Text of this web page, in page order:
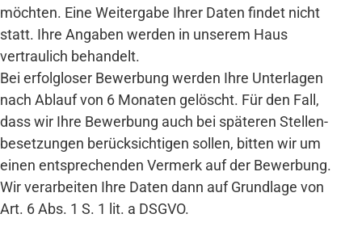
möchten. Eine Weiter­gabe Ihrer Daten findet nicht
statt. Ihre Angaben werden in unserem Haus
vertrau­lich behandelt.
Bei erfolg­loser Bewerbung werden Ihre Unter­lagen
nach Ablauf von 6 Monaten gelöscht. Für den Fall,
dass wir Ihre Bewerbung auch bei späteren Stellen­
besetzungen berück­sichtigen sollen, bitten wir um
einen ent­sprechenden Vermerk auf der Bewerbung.
Wir verarbeiten Ihre Daten dann auf Grund­lage von
Art. 6 Abs. 1 S. 1 lit. a DSGVO.